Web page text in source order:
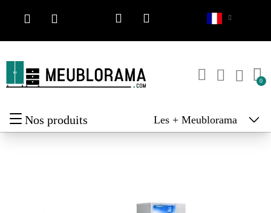
Nos produits Les + Meublorama